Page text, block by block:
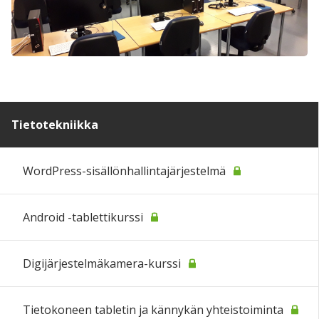
Tietotekniikka
WordPress-sisällönhallintajärjestelmä
Android -tablettikurssi
Digijärjestelmäkamera-kurssi
Tietokoneen tabletin ja kännykän yhteistoiminta